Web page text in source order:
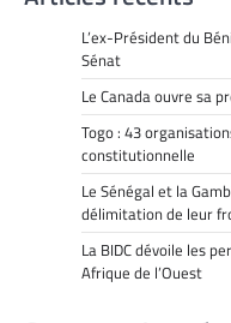
L’ex-Président du
Sénat
Le Canada ouvre sa
Togo : 43
constitutionnelle
Le Sénégal et la
délimitation de leur
La BIDC dévoile les
Afrique de l’Ouest